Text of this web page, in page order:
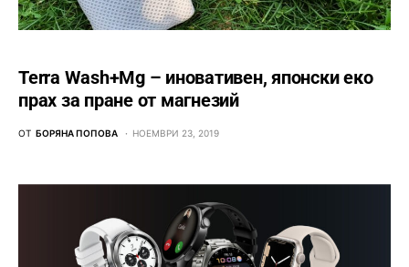
Terra Wash+Mg – иновативен, японски еко
прах за пране от магнезий
ОТ БОРЯНА ПОПОВА НОЕМВРИ 23, 2019